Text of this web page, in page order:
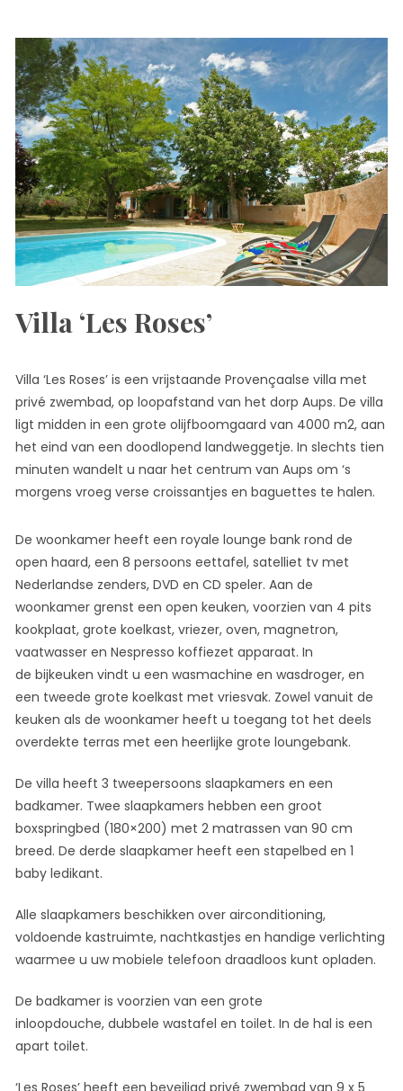
Villa ‘Les Roses’
Villa ‘Les Roses’ is een vrijstaande Provençaalse villa met
privé zwembad, op loopafstand van het dorp Aups. De villa
ligt midden in een grote olijfboomgaard van 4000 m2, aan
het eind van een doodlopend landweggetje. In slechts tien
minuten wandelt u naar het centrum van Aups om ‘s
morgens vroeg verse croissantjes en baguettes te halen.
De woonkamer heeft een royale lounge bank rond de
open haard, een 8 persoons eettafel, satelliet tv met
Nederlandse zenders, DVD en CD speler. Aan de
woonkamer grenst een open keuken, voorzien van 4 pits
kookplaat, grote koelkast, vriezer, oven, magnetron,
vaatwasser en Nespresso koffiezet apparaat. In
de bijkeuken vindt u een wasmachine en wasdroger, en
een tweede grote koelkast met vriesvak. Zowel vanuit de
keuken als de woonkamer heeft u toegang tot het deels
overdekte terras met een heerlijke grote loungebank.
De villa heeft 3 tweepersoons slaapkamers en een
badkamer. Twee slaapkamers hebben een groot
boxspringbed (180×200) met 2 matrassen van 90 cm
breed. De derde slaapkamer heeft een stapelbed en 1
baby ledikant.
Alle slaapkamers beschikken over airconditioning,
voldoende kastruimte, nachtkastjes en handige verlichting
waarmee u uw mobiele telefoon draadloos kunt opladen.
De badkamer is voorzien van een grote
inloopdouche, dubbele wastafel en toilet. In de hal is een
apart toilet.